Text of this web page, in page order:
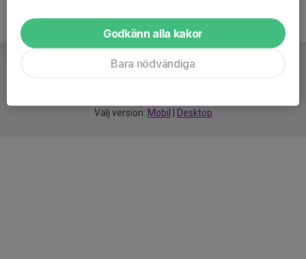
Välj version: Mobil Desktop
Godkänn alla kakor
Bara nödvändiga